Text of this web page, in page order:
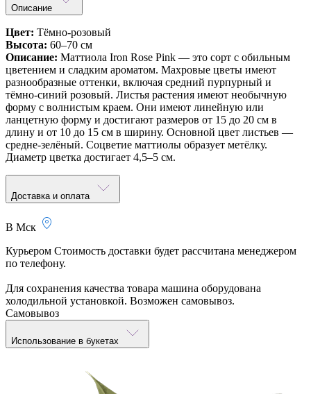
Описание
Цвет: Тёмно-розовый
Высота: 60–70 см
Описание: Маттиола Iron Rose Pink — это сорт с обильным
цветением и сладким ароматом. Махровые цветы имеют
разнообразные оттенки, включая средний пурпурный и
тёмно-синий розовый. Листья растения имеют необычную
форму с волнистым краем. Они имеют линейную или
ланцетную форму и достигают размеров от 15 до 20 см в
длину и от 10 до 15 см в ширину. Основной цвет листьев —
средне-зелёный. Соцветие маттиолы образует метёлку.
Диаметр цветка достигает 4,5–5 см.
Доставка и оплата
В Мск
Курьером Стоимость доставки будет рассчитана менеджером
по телефону.
Для сохранения качества товара машина оборудована
холодильной установкой. Возможен самовывоз.
Самовывоз
Использование в букетах